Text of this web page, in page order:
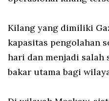
Kilang yang dimiliki
kapasitas pengolahan
hari dan menjadi salah
bakar utama bagi